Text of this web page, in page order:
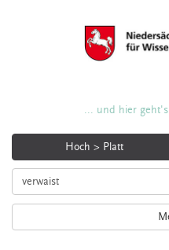
... und hier
Hoch > Platt